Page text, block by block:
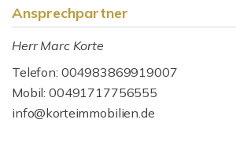
Ansprechpartner
Herr Marc Korte
Telefon: 004983869919007
Mobil: 00491717756555
info@korteimmobilien.de